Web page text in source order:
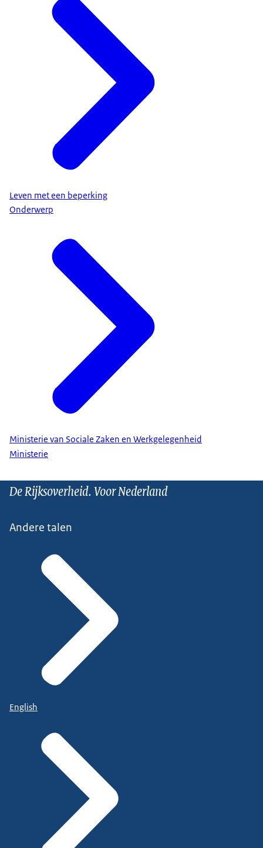
Leven met een beperking
Onderwerp
Ministerie van Sociale Zaken en Werkgelegenheid
Ministerie
De Rijksoverheid. Voor Nederland
Andere talen
English